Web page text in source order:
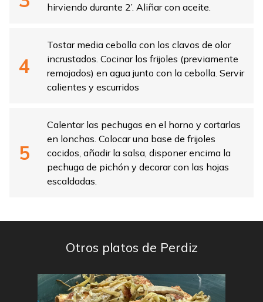
hirviendo durante 2’. Aliñar con aceite.
Tostar media cebolla con los clavos de olor
incrustados. Cocinar los frijoles (previamente
remojados) en agua junto con la cebolla. Servir
calientes y escurridos
Calentar las pechugas en el horno y cortarlas
en lonchas. Colocar una base de frijoles
cocidos, añadir la salsa, disponer encima la
pechuga de pichón y decorar con las hojas
escaldadas.
Otros platos de Perdiz